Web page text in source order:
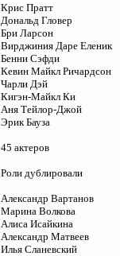
Крис Пратт
Дональд Гловер
Бри Ларсон
Вирджиния Даре Еленик
Бенни Сэфди
Кевин Майкл Ричардсон
Чарли Дэй
Кигэн-Майкл Ки
Аня Тейлор-Джой
Эрик Бауза
45 актеров
Роли дублировали
Александр Вартанов
Марина Волкова
Алиса Исайкина
Александр Матвеев
Илья Сланевский